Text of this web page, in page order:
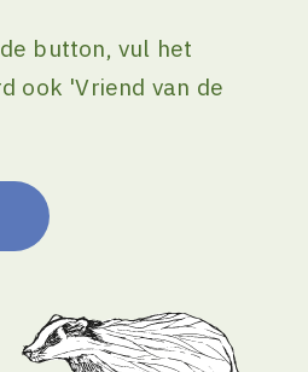
button, vul het
ook 'Vriend van de